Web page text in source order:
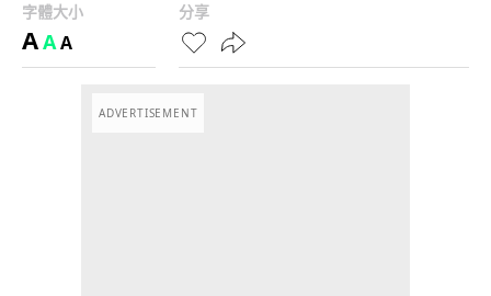
字體大小
AAA
分享
ADVERTISEMENT